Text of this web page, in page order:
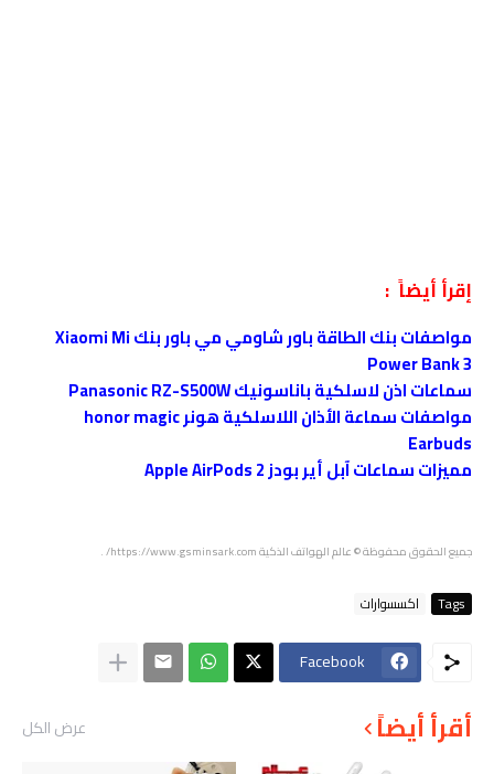
إقرأ أيضاً :
مواصفات بنك الطاقة باور شاومي مي باور بنك Xiaomi Mi
Power Bank 3
سماعات اذن لاسلكية باناسونيك Panasonic RZ-S500W
مواصفات سماعة الأذان اللاسلكية هونر honor magic
Earbuds
مميزات سماعات آبل أير بودز Apple AirPods 2
جميع الحقوق محفوظة© عالم الهواتف الذكيةhttps://www.gsminsark.com/
.
Tags اكسسوارات
Facebook
أقرأ أيضاً عرض الكل